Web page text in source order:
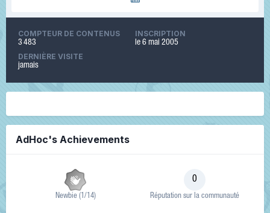
COMPTEUR DE CONTENUS
3 483
INSCRIPTION
le 6 mai 2005
DERNIÈRE VISITE
jamais
AdHoc's Achievements
Newbie (1/14)
0
Réputation sur la communauté